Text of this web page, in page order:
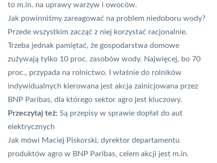
to m.in. na uprawy warzyw i owoców.
Jak powinniśmy zareagować na problem niedoboru wody?
Przede wszystkim zacząć z niej korzystać racjonalnie.
Trzeba jednak pamiętać, że gospodarstwa domowe
zużywają tylko 10 proc. zasobów wody. Najwięcej, bo 70
proc., przypada na rolnictwo. I właśnie do rolników
indywidualnych kierowana jest akcja zainicjowana przez
BNP Paribas, dla którego sektor agro jest kluczowy.
Przeczytaj też: Są przepisy w sprawie dopłat do aut
elektrycznych
Jak mówi Maciej Piskorski, dyrektor departamentu
produktów agro w BNP Paribas, celem akcji jest m.in.